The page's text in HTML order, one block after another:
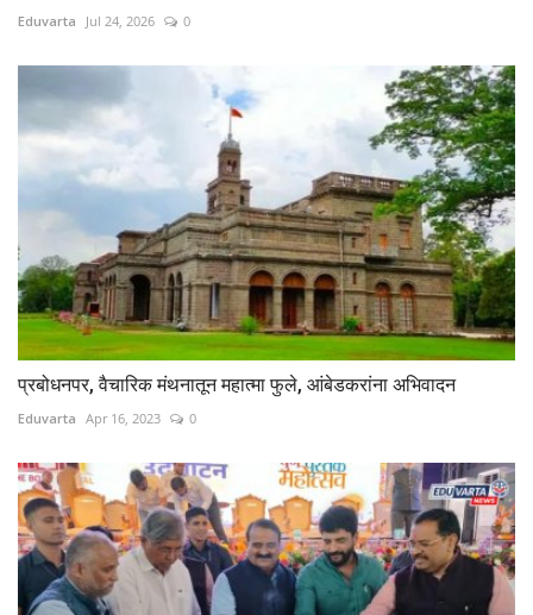
Eduvarta Jul 24, 2026 0
प्रबोधनपर, वैचारिक मंथनातून महात्मा फुले, आंबेडकरांना अभिवादन
Eduvarta Apr 16, 2023 0